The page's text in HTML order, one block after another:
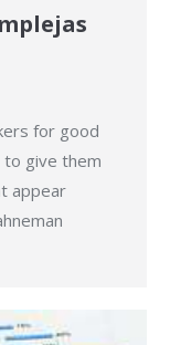
for good
to give them
appear